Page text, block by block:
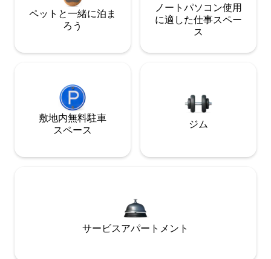
ペットと一緒に泊ま
ろう
ノートパソコン使用
に適した仕事スペー
ス
敷地内無料駐⁠車
ス⁠ペ⁠ー⁠ス
ジム
サービスアパートメント